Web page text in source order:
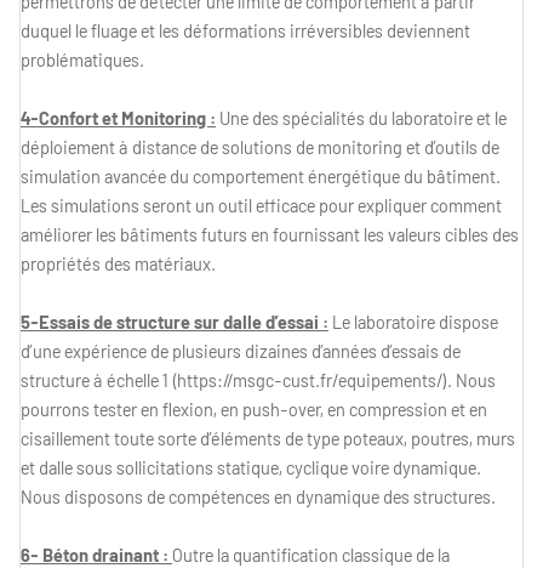
duquel le fluage et les déformations irréversibles deviennent
problématiques.
4-Confort et Monitoring : Une des spécialités du laboratoire et le
déploiement à distance de solutions de monitoring et d’outils de
simulation avancée du comportement énergétique du bâtiment.
Les simulations seront un outil efficace pour expliquer comment
améliorer les bâtiments futurs en fournissant les valeurs cibles des
propriétés des matériaux.
5-Essais de structure sur dalle d’essai : Le laboratoire dispose
d’une expérience de plusieurs dizaines d’années d’essais de
structure à échelle 1 (https://msgc-cust.fr/equipements/). Nous
pourrons tester en flexion, en push-over, en compression et en
cisaillement toute sorte d’éléments de type poteaux, poutres, murs
et dalle sous sollicitations statique, cyclique voire dynamique.
Nous disposons de compétences en dynamique des structures.
6- Béton drainant : Outre la quantification classique de la